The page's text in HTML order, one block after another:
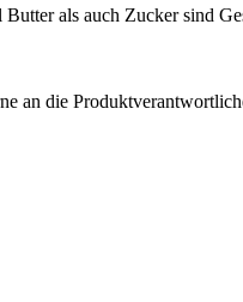
als auch Zucker sind
an die